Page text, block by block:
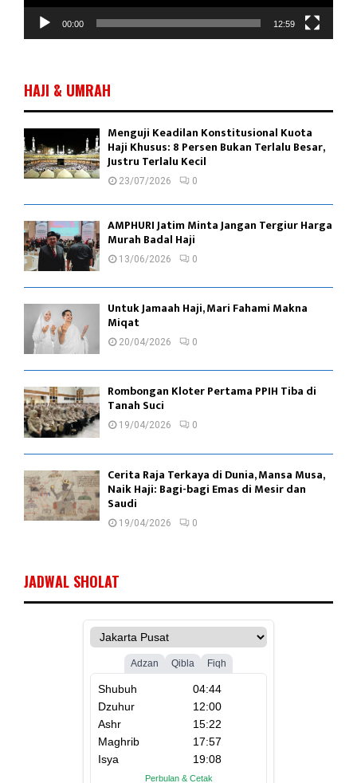
i
e
00:00 12:59
HAJI & UMRAH
Menguji Keadilan Konstitusional Kuota
Haji Khusus: 8 Persen Bukan Terlalu Besar,
Justru Terlalu Kecil
23/07/2026 0
AMPHURI Jatim Minta Jangan Tergiur Harga
Murah Badal Haji
13/06/2026 0
Untuk Jamaah Haji, Mari Fahami Makna
Miqat
20/04/2026 0
Rombongan Kloter Pertama PPIH Tiba di
Tanah Suci
19/04/2026 0
Cerita Raja Terkaya di Dunia, Mansa Musa,
Naik Haji: Bagi-bagi Emas di Mesir dan
Saudi
19/04/2026 0
JADWAL SHOLAT